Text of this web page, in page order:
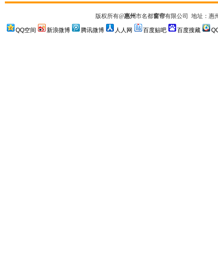
版权所有@惠州市名都窗帘有限公司 地址：惠
QQ空间 新浪微博 腾讯微博 人人网 百度贴吧 百度搜藏